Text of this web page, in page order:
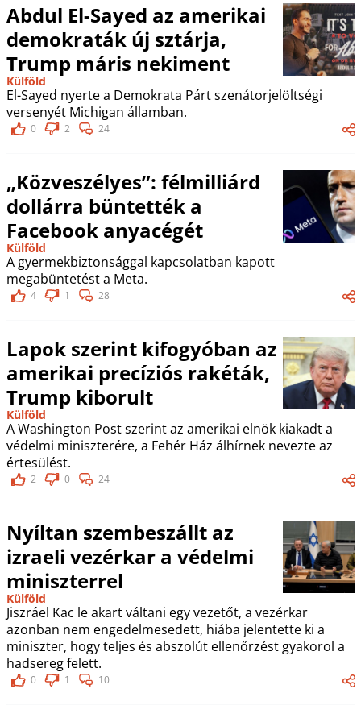
Abdul El-Sayed az amerikai
demokraták új sztárja,
Trump máris nekiment
Külföld
El-Sayed nyerte a Demokrata Párt szenátorjelöltségi
versenyét Michigan államban.
0 2 24
„Közveszélyes”: félmilliárd
dollárra büntették a
Facebook anyacégét
Külföld
A gyermekbiztonsággal kapcsolatban kapott
megabüntetést a Meta.
4 1 28
Lapok szerint kifogyóban az
amerikai precíziós rakéták,
Trump kiborult
Külföld
A Washington Post szerint az amerikai elnök kiakadt a
védelmi miniszterére, a Fehér Ház álhírnek nevezte az
értesülést.
2 0 24
Nyíltan szembeszállt az
izraeli vezérkar a védelmi
miniszterrel
Külföld
Jiszráel Kac le akart váltani egy vezetőt, a vezérkar
azonban nem engedelmesedett, hiába jelentette ki a
miniszter, hogy teljes és abszolút ellenőrzést gyakorol a
hadsereg felett.
0 1 10